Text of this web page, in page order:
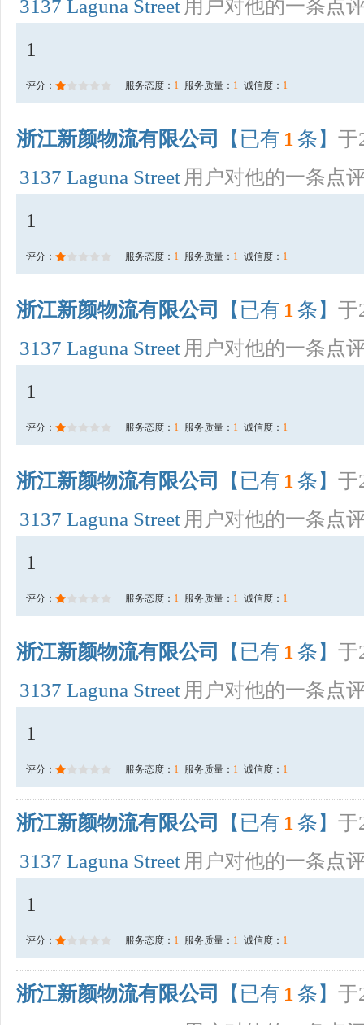
3137 Laguna Street 用户对他的一条点
1
评分： 服务态度： 1 服务质量： 1 诚信度： 1
浙江新颜物流有限公司 【已有 1 条】 于
3137 Laguna Street 用户对他的一条点
1
评分： 服务态度： 1 服务质量： 1 诚信度： 1
浙江新颜物流有限公司 【已有 1 条】 于
3137 Laguna Street 用户对他的一条点
1
评分： 服务态度： 1 服务质量： 1 诚信度： 1
浙江新颜物流有限公司 【已有 1 条】 于
3137 Laguna Street 用户对他的一条点
1
评分： 服务态度： 1 服务质量： 1 诚信度： 1
浙江新颜物流有限公司 【已有 1 条】 于
3137 Laguna Street 用户对他的一条点
1
评分： 服务态度： 1 服务质量： 1 诚信度： 1
浙江新颜物流有限公司 【已有 1 条】 于
3137 Laguna Street 用户对他的一条点
1
评分： 服务态度： 1 服务质量： 1 诚信度： 1
浙江新颜物流有限公司 【已有 1 条】 于